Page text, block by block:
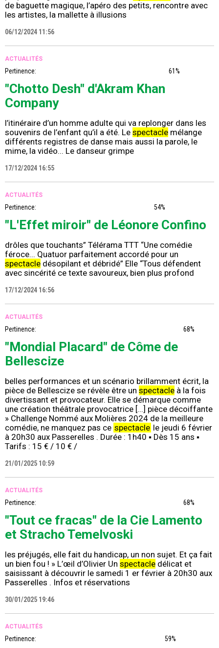
de baguette magique, l’apéro des petits, rencontre avec
les artistes, la mallette à illusions
06/12/2024 11:56
ACTUALITÉS
Pertinence: 61%
"Chotto Desh" d'Akram Khan
Company
l’itinéraire d’un homme adulte qui va replonger dans les
souvenirs de l’enfant qu’il a été. Le spectacle mélange
différents registres de danse mais aussi la parole, le
mime, la vidéo... Le danseur grimpe
17/12/2024 16:55
ACTUALITÉS
Pertinence: 54%
"L'Effet miroir" de Léonore Confino
drôles que touchants” Télérama TTT “Une comédie
féroce... Quatuor parfaitement accordé pour un
spectacle désopilant et débridé” Elle “Tous défendent
avec sincérité ce texte savoureux, bien plus profond
17/12/2024 16:56
ACTUALITÉS
Pertinence: 68%
"Mondial Placard" de Côme de
Bellescize
belles performances et un scénario brillamment écrit, la
pièce de Bellescize se révèle être un spectacle à la fois
divertissant et provocateur. Elle se démarque comme
une création théâtrale provocatrice [...] pièce décoiffante
» Challenge Nommé aux Molières 2024 de la meilleure
comédie, ne manquez pas ce spectacle le jeudi 6 février
à 20h30 aux Passerelles . Durée : 1h40 ▪ Dès 15 ans ▪
Tarifs : 15 € / 10 € /
21/01/2025 10:59
ACTUALITÉS
Pertinence: 68%
"Tout ce fracas" de la Cie Lamento
et Stracho Temelvoski
les préjugés, elle fait du handicap, un non sujet. Et ça fait
un bien fou ! » L’œil d’Olivier Un spectacle délicat et
saisissant à découvrir le samedi 1 er février à 20h30 aux
Passerelles . Infos et réservations
30/01/2025 19:46
ACTUALITÉS
Pertinence: 59%